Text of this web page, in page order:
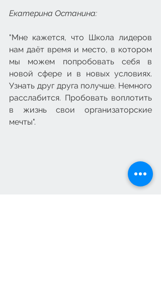
Екатерина Останина:
"Мне кажется, что Школа лидеров
нам даёт время и место, в котором
мы можем попробовать себя в
новой сфере и в новых условиях.
Узнать друг друга получше. Немного
расслабится. Пробовать воплотить
в жизнь свои организаторские
мечты".